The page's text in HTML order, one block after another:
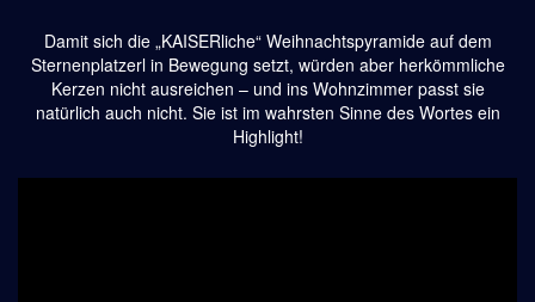
Damit sich die „KAISERliche“ Weihnachtspyramide auf dem
Sternenplatzerl in Bewegung setzt, würden aber herkömmliche
Kerzen nicht ausreichen – und ins Wohnzimmer passt sie
natürlich auch nicht. Sie ist im wahrsten Sinne des Wortes ein
Highlight!